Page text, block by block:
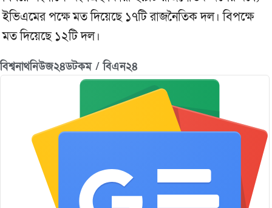
ইভিএমের পক্ষে মত দিয়েছে ১৭টি রাজনৈতিক দল। বিপক্ষে
মত দিয়েছে ১২টি দল।
বিশ্বনাথনিউজ২৪ডটকম / বিএন২৪